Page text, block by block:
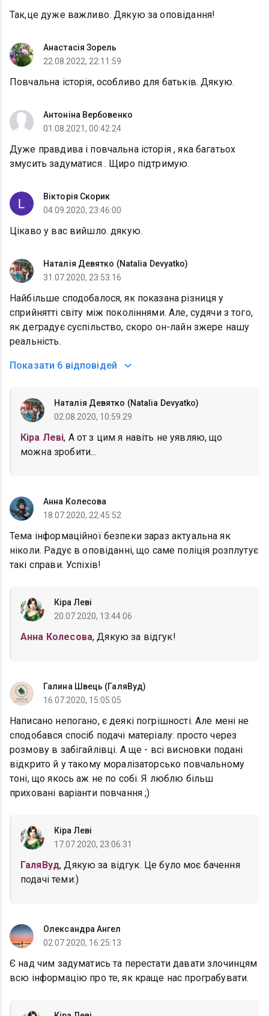
Так,це дуже важливо. Дякую за оповідання!
Анастасія Зорель
22.08.2022, 22:11:59
Повчальна історія, особливо для батьків. Дякую.
Антоніна Вербовенко
01.08.2021, 00:42:24
Дуже правдива і повчальна історія , яка багатьох
змусить задуматися . Щиро підтримую.
Вікторія Скорик
04.09.2020, 23:46:00
Цікаво у вас вийшло. дякую.
Наталія Девятко (Natalia Devyatko)
31.07.2020, 23:53:16
Найбільше сподобалося, як показана різниця у
сприйнятті світу між поколіннями. Але, судячи з того,
як деградує суспільство, скоро он-лайн зжере нашу
реальність.
Показати 6 відповідей
Наталія Девятко (Natalia Devyatko)
02.08.2020, 10:59:29
Кіра Леві, А от з цим я навіть не уявляю, що
можна зробити...
Анна Колесова
18.07.2020, 22:45:52
Тема інформаційної безпеки зараз актуальна як
ніколи. Радує в оповіданні, що саме поліція розплутує
такі справи. Успіхів!
Кіра Леві
20.07.2020, 13:44:06
Анна Колесова, Дякую за відгук!
Галина Швець (ГаляВуд)
16.07.2020, 15:05:05
Написано непогано, є деякі погрішності. Але мені не
сподобався спосіб подачі матеріалу: просто через
розмову в забігайлівці. А ще - всі висновки подані
відкрито й у такому моралізаторсько повчальному
тоні, що якось аж не по собі. Я люблю більш
приховані варіанти повчання ;)
Кіра Леві
17.07.2020, 23:06:31
ГаляВуд, Дякую за відгук. Це було моє бачення
подачі теми:)
Олександра Ангел
02.07.2020, 16:25:13
Є над чим задуматись та перестати давати злочинцям
всю інформацію про те, як краще нас програбувати.